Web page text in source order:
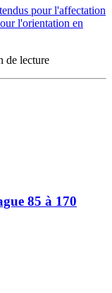
pour l'affectation
l'orientation en
de lecture
85 à 170